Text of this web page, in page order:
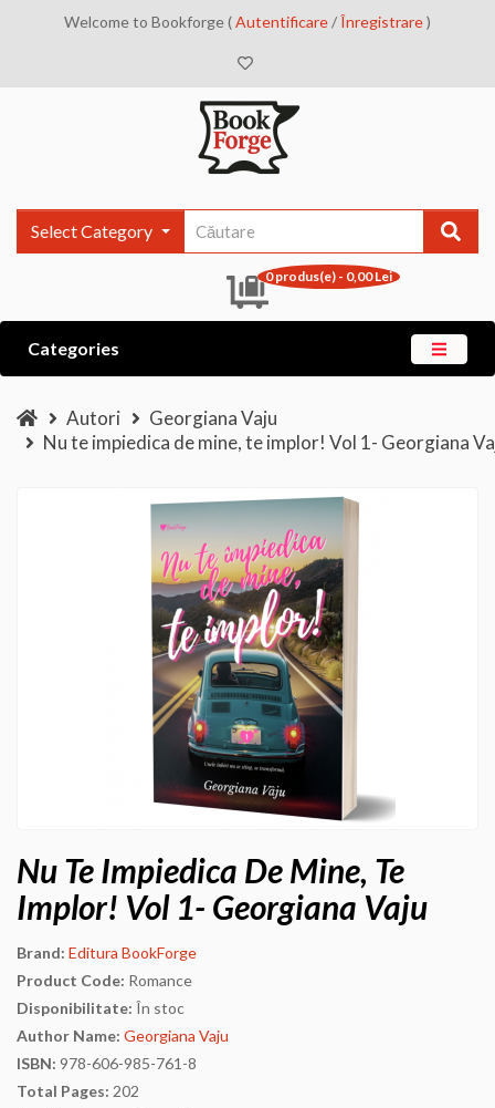
Welcome to Bookforge (Autentificare/Înregistrare)
Select Category
0 produs(e) - 0,00 Lei
Categories
Autori
Georgiana Vaju
Nu te impiedica de mine, te implor! Vol 1- Georgiana
Nu Te Impiedica De Mine, Te
Implor! Vol 1- Georgiana Vaju
Brand: Editura BookForge
Product Code: Romance
Disponibilitate: În stoc
Author Name: Georgiana Vaju
ISBN: 978-606-985-761-8
Total Pages: 202